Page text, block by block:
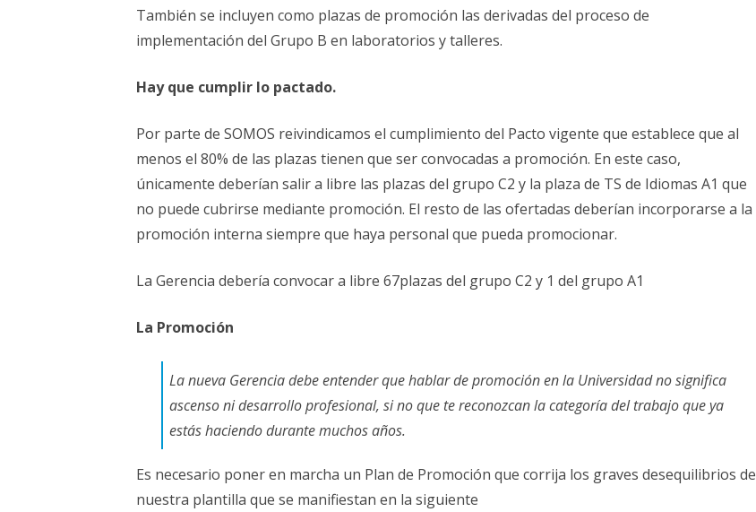
También se incluyen como plazas de promoción las derivadas del proceso de
implementación del Grupo B en laboratorios y talleres.
Hay que cumplir lo pactado.
Por parte de SOMOS reivindicamos el cumplimiento del Pacto vigente que establece que al
menos el 80% de las plazas tienen que ser convocadas a promoción. En este caso,
únicamente deberían salir a libre las plazas del grupo C2 y la plaza de TS de Idiomas A1 que
no puede cubrirse mediante promoción. El resto de las ofertadas deberían incorporarse a la
promoción interna siempre que haya personal que pueda promocionar.
La Gerencia debería convocar a libre 67plazas del grupo C2 y 1 del grupo A1
La Promoción
La nueva Gerencia debe entender que hablar de promoción en la Universidad no significa
ascenso ni desarrollo profesional, si no que te reconozcan la categoría del trabajo que ya
estás haciendo durante muchos años.
Es necesario poner en marcha un Plan de Promoción que corrija los graves desequilibrios de
nuestra plantilla que se manifiestan en la siguiente